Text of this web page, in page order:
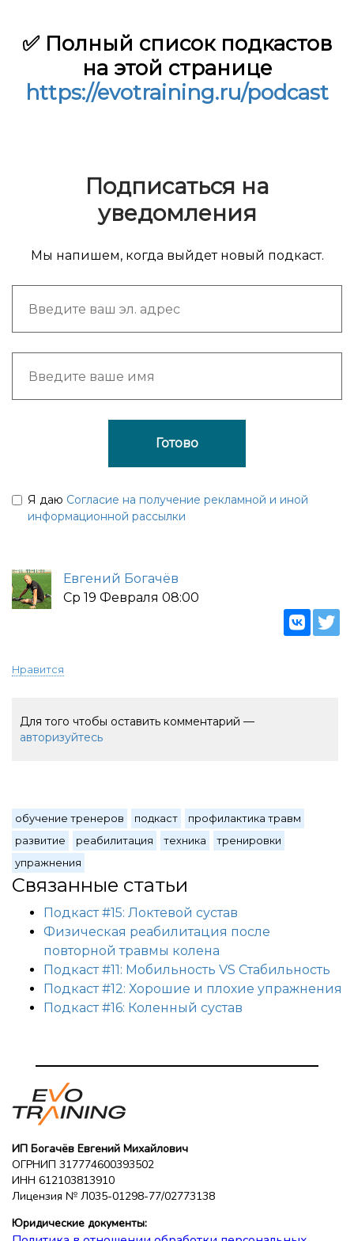
✅ Полный список подкастов
на этой странице
https://evotraining.ru/podcast
Подписаться на
уведомления
Мы напишем, когда выйдет новый подкаст.
Готово
Я даю Согласие на получение рекламной и иной
информационной рассылки
Евгений Богачёв
Ср 19 Февраля 08:00
Нравится
Для того чтобы оставить комментарий —
авторизуйтесь
обучение тренеров подкаст
профилактика травм
развитие
реабилитация техника
тренировки
упражнения
Связанные статьи
Подкаст #15: Локтевой сустав
Физическая реабилитация после
повторной травмы колена
Подкаст #11: Мобильность VS Стабильность
Подкаст #12: Хорошие и плохие упражнения
Подкаст #16: Коленный сустав
ИП Богачёв Евгений Михайлович
ОГРНИП 317774600393502
ИНН 612103813910
Лицензия № Л035-01298-77/02773138
Юридические документы: